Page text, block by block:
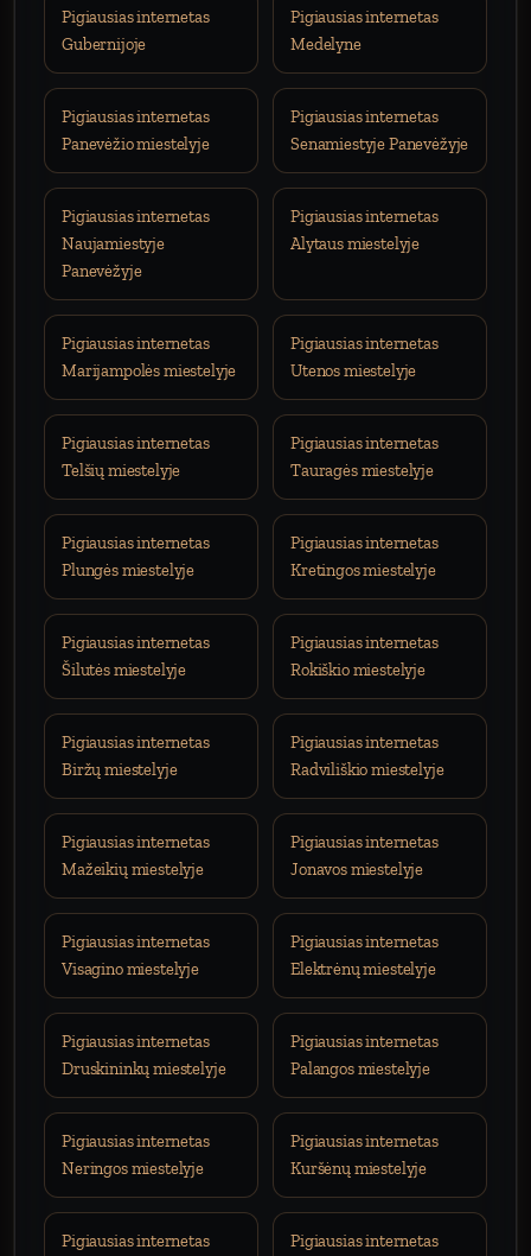
Pigiausias internetas
Gubernijoje
Pigiausias internetas
Medelyne
Pigiausias internetas
Panevėžio miestelyje
Pigiausias internetas
Senamiestyje Panevėžyje
Pigiausias internetas
Naujamiestyje
Panevėžyje
Pigiausias internetas
Alytaus miestelyje
Pigiausias internetas
Marijampolės miestelyje
Pigiausias internetas
Utenos miestelyje
Pigiausias internetas
Telšių miestelyje
Pigiausias internetas
Tauragės miestelyje
Pigiausias internetas
Plungės miestelyje
Pigiausias internetas
Kretingos miestelyje
Pigiausias internetas
Šilutės miestelyje
Pigiausias internetas
Rokiškio miestelyje
Pigiausias internetas
Biržų miestelyje
Pigiausias internetas
Radviliškio miestelyje
Pigiausias internetas
Mažeikių miestelyje
Pigiausias internetas
Jonavos miestelyje
Pigiausias internetas
Visagino miestelyje
Pigiausias internetas
Elektrėnų miestelyje
Pigiausias internetas
Druskininkų miestelyje
Pigiausias internetas
Palangos miestelyje
Pigiausias internetas
Neringos miestelyje
Pigiausias internetas
Kuršėnų miestelyje
Pigiausias internetas
Pigiausias internetas